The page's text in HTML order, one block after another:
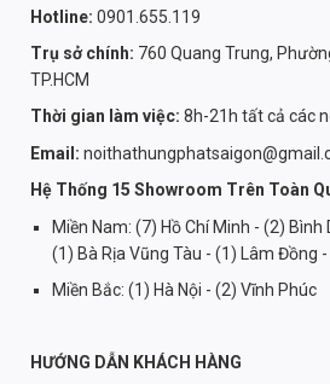
Hotline: 0901.655.119
Trụ sở chính: 760 Quang Trung,
TP.HCM
Thời gian làm việc: 8h-21h tất cả các
Email:
Hệ Thống 15 Showroom Trên Toàn
Miền Nam: (7) Hồ Chí Minh - (2)
(1) Bà Rịa Vũng Tàu - (1) Lâm Đồng
Miền Bắc: (1) Hà Nội - (2) Vĩnh Phúc
HƯỚNG DẪN KHÁCH HÀNG